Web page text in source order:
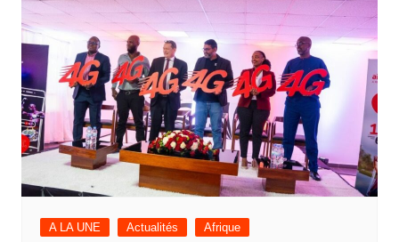
A LA UNE Actualités Afrique